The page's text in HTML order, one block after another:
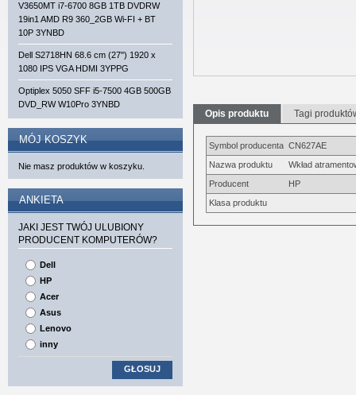
Opis produktu Tagi
Symbol producenta CN627AE
Nazwa produktu
Wkład
Producent
HP
Klasa produktu
V3650MT i7-6700 8GB 1TB DVDRW
19in1 AMD R9 360_2GB Wi-FI + BT
10P 3YNBD
Dell S2718HN 68.6 cm (27'') 1920 x
1080 IPS VGA HDMI 3YPPG
Optiplex 5050 SFF i5-7500 4GB 500GB
DVD_RW W10Pro 3YNBD
MÓJ KOSZYK
Nie masz produktów w koszyku.
ANKIETA
JAKI JEST TWÓJ ULUBIONY
PRODUCENT KOMPUTERÓW?
Dell
HP
Acer
Asus
Lenovo
inny
GŁOSUJ